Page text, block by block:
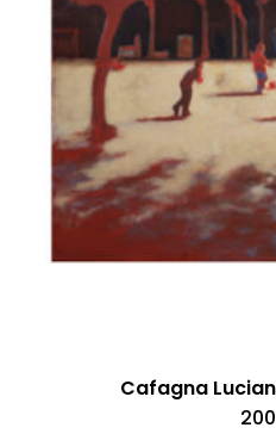
Cafagna
200